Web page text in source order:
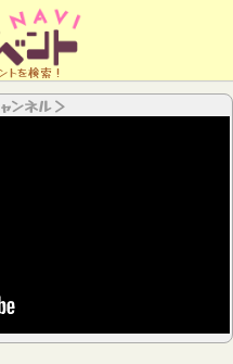
トを検索！
ンネル＞